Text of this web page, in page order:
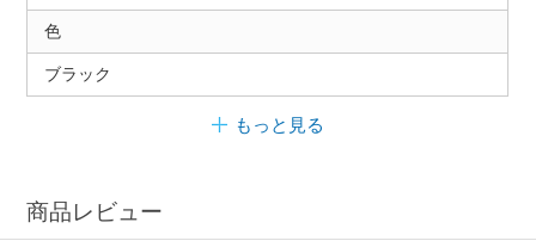
色
ブラック
もっと見る
商品レビュー